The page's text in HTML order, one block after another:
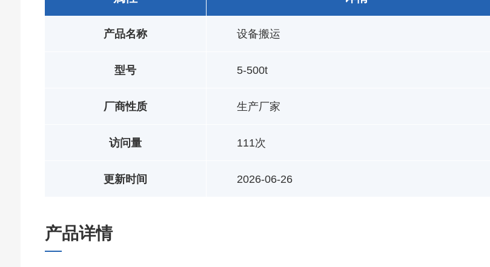
产品名称
型号
厂商性质
访问量
更新时间
设备搬运
5-500t
生产厂家
111次
2026-06-26
产品详情